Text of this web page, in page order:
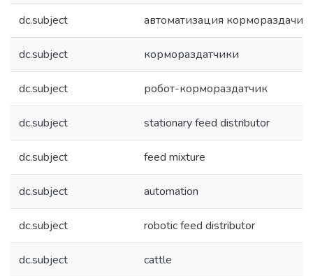
dc.subject автоматизация кормораздачи
dc.subject кормораздатчики
dc.subject робот-кормораздатчик
dc.subject stationary feed distributor
dc.subject feed mixture
dc.subject automation
dc.subject robotic feed distributor
dc.subject cattle